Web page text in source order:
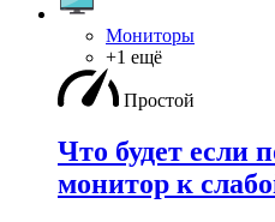
Мониторы
+1 ещё
Простой
Что будет если
монитор к